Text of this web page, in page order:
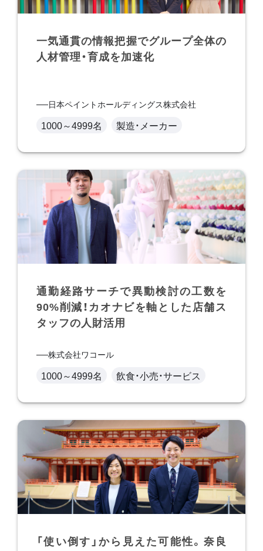
一気通貫の情報把握でグループ全体の
人材管理・育成を加速化
日本ペイントホールディングス株式会社
1000～4999名 製造・メーカー
通勤経路サーチで異動検討の工数を
90%削減！カオナビを軸とした店舗ス
タッフの人財活用
株式会社ワコール
1000～4999名 飲食・小売・サービス
「使い倒す」から見えた可能性。奈良